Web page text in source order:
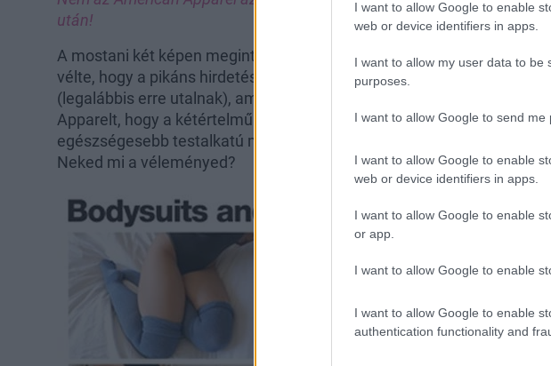
I want to allow Google to enable
web or device identifiers in apps.
I want to allow my user data to be
purposes.
I want to allow Google to send me
I want to allow Google to enable
web or device identifiers in apps.
I want to allow Google to enable
or app.
I want to allow Google to enable
I want to allow Google to enable
authentication functionality and
után!
A mostani két képen megint a szexuális tartalommal volt baj,
vélte, hogy a pikáns hirdetéseken megjelenő modellek szexuális
(legalábbis erre utalnak), ami eleve tilos. Nos, rajongói azzal védték az
Apparelt, hogy a kétértelmű üzenet ide, szexuális tartalom oda, a cég
egészségesebb testalkatú modellekkel hirdeti magát, mint a legtöbb
Neked mi a véleményed?